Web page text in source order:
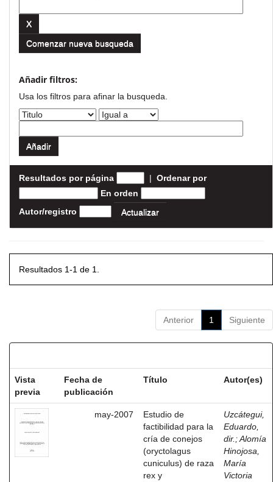
Comenzar nueva busqueda
Añadir filtros:
Usa los filtros para afinar la busqueda.
Resultados por página | Ordenar por
En orden
Autor/registro
Resultados 1-1 de 1.
Anterior 1 Siguiente
Vista
previa
Fecha de
publicación
Título Autor(es)
may-2007
Estudio de
factibilidad para la
cría de conejos
(oryctolagus
cuniculus) de raza
rex y
Uzcátegui,
Eduardo,
dir. ;Alomía
Hinojosa,
María
Victoria